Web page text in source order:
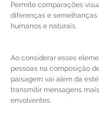
Permite comparações
diferenças e
humanos e naturais.
Ao considerar esses
pessoas na composição
paisagem vai além da
transmitir mensagens
envolventes.